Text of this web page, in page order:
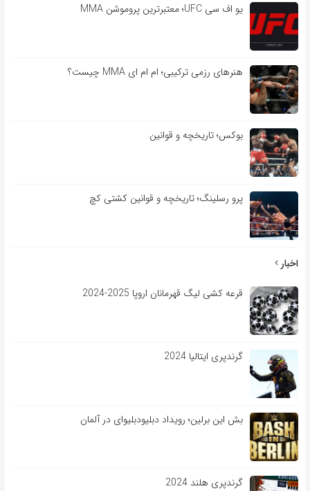
یو اف سی UFC؛ معتبرترین پروموشن MMA
هنرهای رزمی ترکیبی؛ ام ام ای MMA چیست؟
بوکس؛ تاریخچه و قوانین
پرو رسلینگ؛ تاریخچه و قوانین کشتی کچ
اخبار
قرعه کشی لیگ قهرمانان اروپا 2025-2024
گرندپری ایتالیا 2024
بش این برلین؛ رویداد دبلیودبلیوای در آلمان
گرندپری هلند 2024